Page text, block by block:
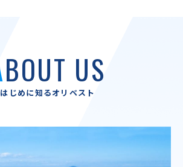
ABOUT US
はじめに知るオリベスト